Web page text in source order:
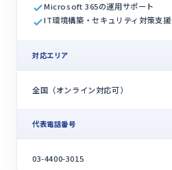
Microsoft 365の運用サポート
IT環境構築・セキュリティ対策支援
対応エリア
全国（オンライン対応可）
代表電話番号
03-4400-3015